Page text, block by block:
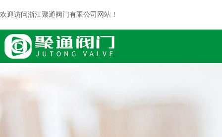
欢迎访问浙江聚通阀门有限公司网站！